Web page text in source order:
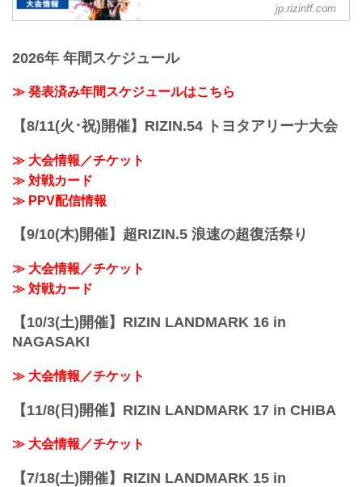
SPASHAN presents RIZIN TRIGGER 3rd
2022年4月16日（土）12:30開場（予定）/
14:00開始（予定）
※開場・開始時間は予定です。決定次第
RIZIN FFオフィシャルサイトにてご案内
ご了承ください。
会場
jp.rizinff.com
2026年 年間スケジュール
≫ 発表済み年間スケジュールはこちら
【8/11(火･祝)開催】RIZIN.54 トヨタアリーナ大会
≫ 大会情報／チケット
≫ 対戦カード
≫ PPV配信情報
【9/10(木)開催】超RIZIN.5 浪速の超復活祭り
≫ 大会情報／チケット
≫ 対戦カード
【10/3(土)開催】RIZIN LANDMARK 16 in
NAGASAKI
≫ 大会情報／チケット
【11/8(日)開催】RIZIN LANDMARK 17 in CHIBA
≫ 大会情報／チケット
【7/18(土)開催】RIZIN LANDMARK 15 in